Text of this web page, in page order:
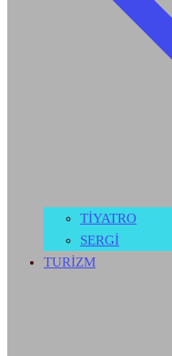
TİYATRO
SERGİ
TURİZM